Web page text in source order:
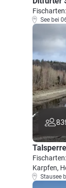
See bei
Karpfen,
Stausee